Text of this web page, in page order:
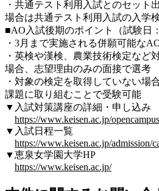
・共通テスト利用入試とのセット
場合は共通テスト利用入試の入学
■AO入試後期のポイント（試験日：
・3月まで実施される併願可能な
・英検や漢検、農業技術検定など
場合、志望理由のみの面接で選考
・対象の検定を取得していない場
課題に取り組むことで受験可能
▼入試対策講座の詳細・申し込み
https://www.keisen.ac.jp/
▼入試日程一覧
https://www.keisen.ac.jp/admission/
▼恵泉女学園大学HP
https://www.keisen.ac.jp/